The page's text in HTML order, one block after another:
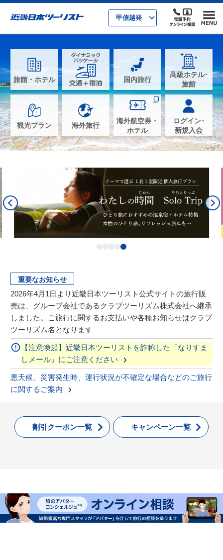
甲信越発
旅館・ホテル 国内旅行
高級ホテル･
旅館
観光プラン 海外旅行
海外航空券・
ホテル
ログイン･
新規入会
重要なお知らせ
2026年4月1日より近畿日本ツーリスト公式サイトの旅行販
売は、グループ会社であるクラブツーリズム株式会社へ継承
しました。ご旅行に関するお支払いや各種お知らせはクラブ
ツーリズム名となります
【注意喚起】近畿日本ツーリストを詐称した「なりすま
しメール」にご注意ください
悪天候、災害発生時、運行状況が不確定な場合などのご旅行
に関するご案内
割引クーポン一覧 キャンペーン一覧